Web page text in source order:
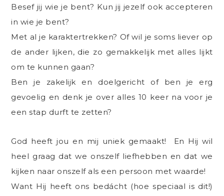
Besef jij wie je bent? Kun jij jezelf ook accepteren
in wie je bent?
Met al je karaktertrekken? Of wil je soms liever op
de ander lijken, die zo gemakkelijk met alles lijkt
om te kunnen gaan?
Ben je zakelijk en doelgericht of ben je erg
gevoelig en denk je over alles 10 keer na voor je
een stap durft te zetten?
God heeft jou en mij uniek gemaakt! En Hij wil
heel graag dat we onszelf liefhebben en dat we
kijken naar onszelf als een persoon met waarde!
Want Hij heeft ons bedácht (hoe speciaal is dit!)